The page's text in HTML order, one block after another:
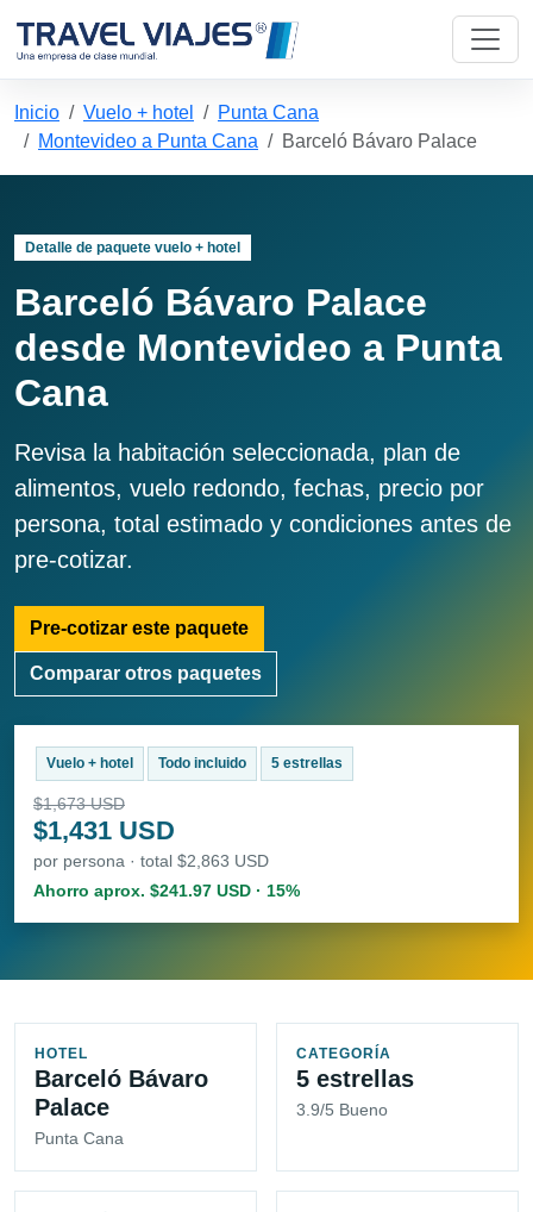
Inicio Vuelo + hotel
Punta Cana
Montevideo a Punta Cana
Barceló Bávaro Palace
Detalle de paquete vuelo + hotel
Barceló Bávaro Palace
desde Montevideo a Punta
Cana
Revisa la habitación seleccionada, plan de
alimentos, vuelo redondo, fechas, precio por
persona, total estimado y condiciones antes de
pre-cotizar.
Pre-cotizar este paquete
Comparar otros paquetes
Vuelo + hotel Todo incluido 5 estrellas
$1,673 USD
$1,431 USD
por persona · total $2,863 USD
Ahorro aprox. $241.97 USD · 15%
HOTEL
Barceló Bávaro
Palace
Punta Cana
CATEGORÍA
5 estrellas
3.9/5 Bueno